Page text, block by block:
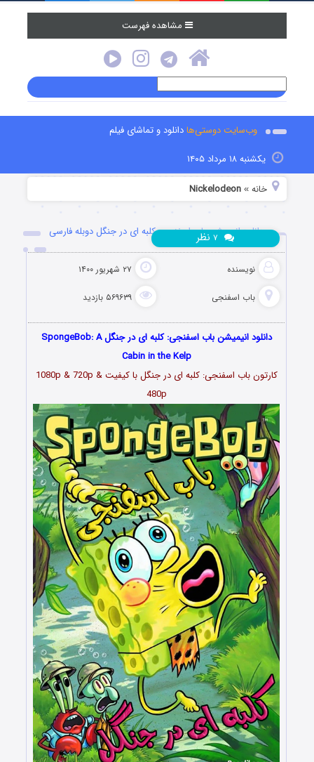
مشاهده فهرست
وب‌سایت دوستی‌هادانلود و تماشای فیلم
یکشنبه ۱۸ مرداد ۱۴۰۵
خانه »
Nickelodeon
دانلود انیمیشن باب اسفنجی: کلبه ای در جنگل دوبله فارسی
نویسنده ۲۷ شهریور ۱۴۰۰
باب اسفنجی ۵۶۹۶۳۹ بازدید
نظر
دانلود انیمیشن باب اسفنجی: کلبه ای در جنگل SpongeBob: A
Cabin in the Kelp
کارتون باب اسفنجی: کلبه ای در جنگل با کیفیت 1080p & 720p &
480p